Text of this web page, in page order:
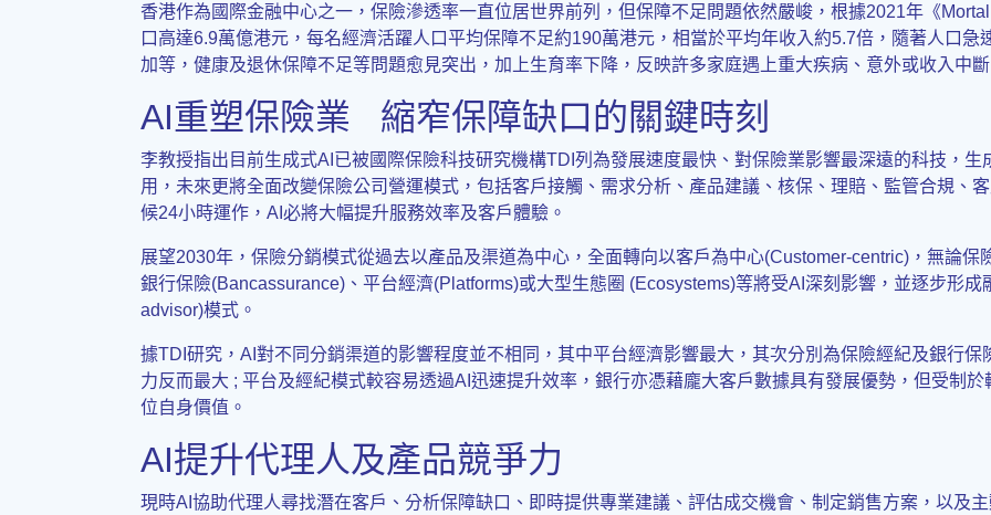
香港作為國際金融中心之一，保險滲透率一直位居世界前列，但保障不足問題依然嚴峻，根據2021年《
口高達6.9萬億港元，每名經濟活躍人口平均保障不足約190萬港元，相當於平均年收入約5.7倍，隨著人口
加等，健康及退休保障不足等問題愈見突出，加上生育率下降，反映許多家庭遇上重大疾病、意外或收入中
AI重塑保險業 縮窄保障缺口的關鍵時刻
李教授指出目前生成式AI已被國際保險科技研究機構TDI列為發展速度最快、對保險業影響最深遠的科技，
用，未來更將全面改變保險公司營運模式，包括客戶接觸、需求分析、產品建議、核保、理賠、監管合規、
候24小時運作，AI必將大幅提升服務效率及客戶體驗。
展望2030年，保險分銷模式從過去以產品及渠道為中心，全面轉向以客戶為中心(Customer-centric)，無論保
銀行保險(Bancassurance)、平台經濟(Platforms)或大型生態圈 (Ecosystems)等將受AI深刻影響，並逐步形
advisor)模式。
據TDI研究，AI對不同分銷渠道的影響程度並不相同，其中平台經濟影響最大，其次分別為保險經紀及銀行
力反而最大 ; 平台及經紀模式較容易透過AI迅速提升效率，銀行亦憑藉龐大客戶數據具有發展優勢，但受制
位自身價值。
AI提升代理人及產品競爭力
現時AI協助代理人尋找潛在客戶、分析保障缺口、即時提供專業建議、評估成交機會、制定銷售方案，以及